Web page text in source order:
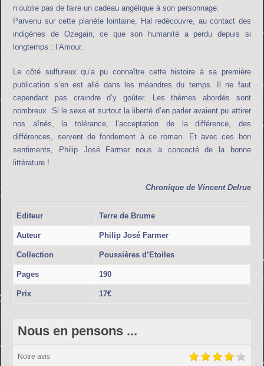
n’oublie pas de faire un cadeau angélique à son personnage.
Parvenu sur cette planète lointaine, Hal redécouvre, au contact des
indigènes de Ozegain, ce que son humanité a perdu depuis si
longtemps : l’Amour.
Le côté sulfureux qu’a pu connaître cette histoire à sa première
publication s’en est allé dans les méandres du temps. Il ne faut
cependant pas craindre d’y goûter. Les thèmes abordés sont
nombreux. Si le sexe et surtout la liberté d’en parler avaient pu attirer
nos aînés, la tolérance, l’acceptation de la différence, des
différences, servent de fondement à ce roman. Et avec ces bon
sentiments, Philip José Farmer nous a concocté de la bonne
littérature !
Chronique de Vincent Delrue
Editeur Terre de Brume
Auteur Philip José Farmer
Collection Poussières d’Etoiles
Pages 190
Prix 17€
Nous en pensons ...
Notre avis